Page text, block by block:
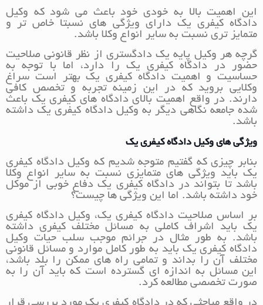
این اهمیت بالا به خودی خود باعث می شود که وکیل
دادگاه کیفری یک دارای ویژگی های نسبتا خاص تر و
متمایز تری نسبت به سایر انواع وکلا باشد.
گرچه هر وکیل پایه یک دادگستری از نظر قانونی صلاحیت
حضور در دادگاه کیفری یک را دارد، اما با توجه به
حساسیت و اهمیت دادگاه کیفری یک بهتر است سراغ
وکلایی بروید که در این زمینه تجربه و تخصص کافی
دارند. در واقع اهمیت بالای دادگاه های کیفری یک باعث
شده جامعه نگاهی دیگر به وکیل دادگاه کیفری یک داشته
باشد.
ویژگی های وکیل دادگاه کیفری یک
بنابر چیزی که گفتیم متوجه شدیم که وکیل دادگاه کیفری
یک باید ویژگی های متمایزی نسبت به سایر انواع وکلا
باشد تا بتواند در دادگاه کیفری یک دفاع خوبی از موکل
خود داشته باشد. اما این ویژگی ها چیست؟
بر اساس صلاحیت دادگاه کیفری یک، وکیل دادگاه کیفری
یک باید اشراف کاملی به مسائل مختلف کیفری داشته
باشد. به طور مثال در جرائم موجب سلب حیات وکیل
دادگاه کیفری یک باید به طور کامل موارد و مسائل قانونی
مختلف آن را بداند و تمامی راه های ممکن را بلد باشد،
این مسائل به اندازه ای گسترده است که باید آن را به
صورت تخصصی مطالعه کرد.